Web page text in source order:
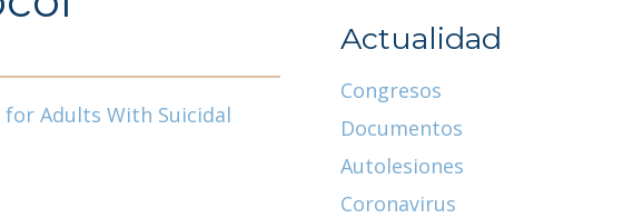
for Adults With Suicidal
Actualidad
Congresos
Documentos
Autolesiones
Coronavirus